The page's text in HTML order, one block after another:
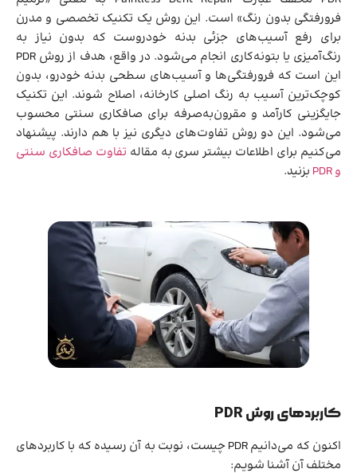
فرورفتگی بدون رنگ» است. این روش یک تکنیک تخصصی و مدرن
برای رفع آسیب‌های جزئی بدنه خودروست که بدون نیاز به
رنگ‌آمیزی یا بتونه‌کاری انجام می‌شود. در واقع، هدف از روش PDR
این است که فرورفتگی‌ها و آسیب‌های سطحی بدنه خودرو، بدون
کوچک‌ترین آسیب به رنگ اصلی کارخانه، اصلاح شوند. این تکنیک
جایگزینی کارآمد و مقرون‌به‌صرفه برای صافکاری سنتی محسوب
می‌شود. این دو روش تفاوت‌های دیگری نیز با هم دارند. پیشنهاد
می‌کنیم برای اطلاعات بیشتر سری به مقاله تفاوت صافکاری سنتی
و PDR
بزنید.
کاربردهای روش PDR
اکنون که می‌دانیم PDR چیست، نوبت به آن رسیده که با کاربردهای
مختلف آن آشنا شویم: